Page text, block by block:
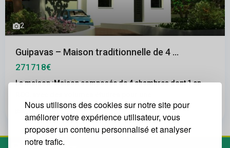
Nous utilisons des cookies sur notre site pour
améliorer votre expérience utilisateur, vous
proposer un contenu personnalisé et analyser
notre trafic.
2
Guipavas – Maison traditionnelle de 4 ...
271718€
La maison :Maison composée de 4 chambres dont 1 en
2